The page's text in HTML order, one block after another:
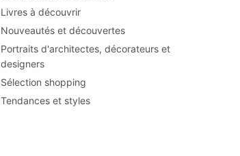
Livres à découvrir
Nouveautés et découvertes
Portraits d'architectes, décorateurs et
designers
Sélection shopping
Tendances et styles